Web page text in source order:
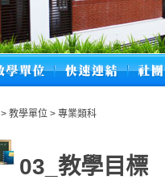
> 教學單位 > 專業類科
03_教學目標